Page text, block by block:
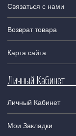
Связаться с нами
Возврат товара
Карта сайта
Личный Кабинет
Личный Кабинет
Мои Закладки